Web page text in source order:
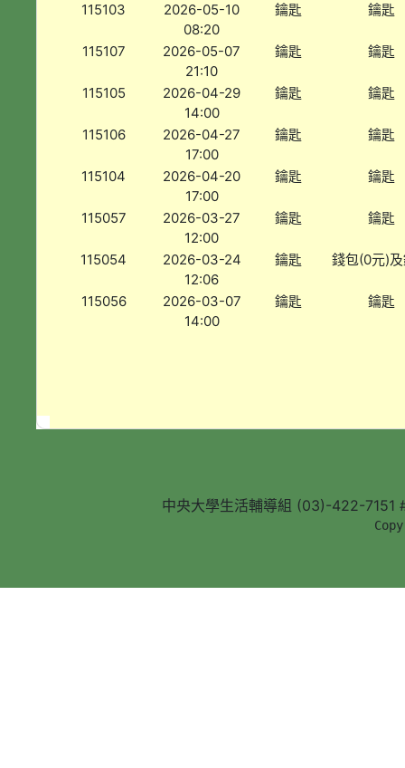
115103
2026-05-10
08:20
鑰匙 鑰匙
115107
2026-05-07
21:10
鑰匙 鑰匙
115105
2026-04-29
14:00
鑰匙 鑰匙
115106
2026-04-27
17:00
鑰匙 鑰匙
115104
2026-04-20
17:00
鑰匙 鑰匙
115057
2026-03-27
12:00
鑰匙 鑰匙
115054
2026-03-24
12:06
鑰匙 錢包(0元)
115056
2026-03-07
14:00
鑰匙 鑰匙
中央大學生活輔導組 (03)-422-7151